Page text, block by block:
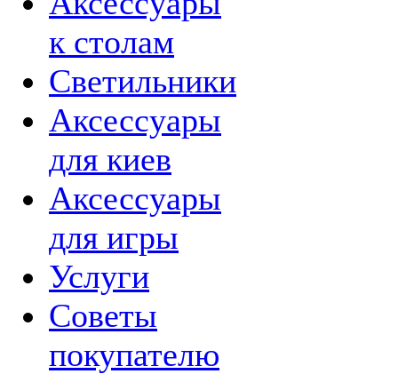
к столам
Светильники
Аксессуары
для киев
Аксессуары
для игры
Услуги
Советы
покупателю